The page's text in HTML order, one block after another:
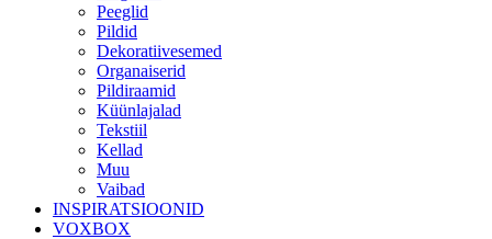
Peeglid
Pildid
Dekoratiivesemed
Organaiserid
Pildiraamid
Küünlajalad
Tekstiil
Kellad
Muu
Vaibad
INSPIRATSIOONID
VOXBOX